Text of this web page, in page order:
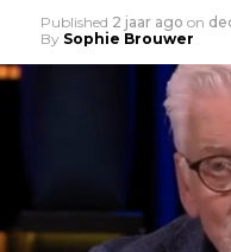
Published 2 jaar ago on
By Sophie Brouwer